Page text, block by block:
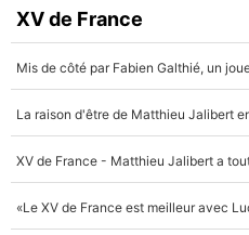
XV de France